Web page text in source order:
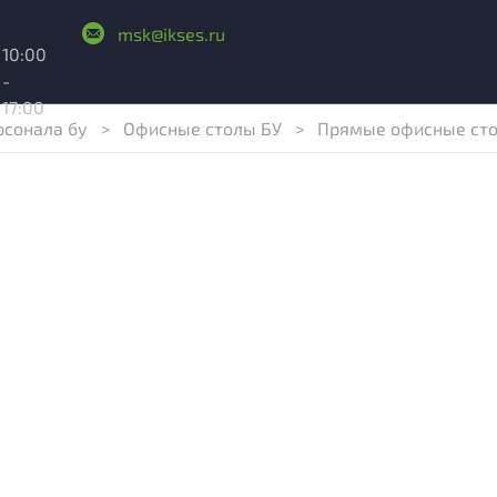
10:00
-
17:00
msk@ikses.ru
бу > Офисные столы БУ > Прямые офисные